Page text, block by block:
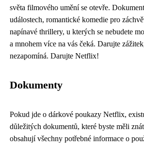
světa filmového umění se otevře.
událostech, romantické komedie pro
napínavé thrillery, u kterých se nebudete
a mnohem více na vás čeká. Darujte
nezapomíná. Darujte Netflix!
Dokumenty
Pokud jde o dárkové poukazy Netflix,
důležitých dokumentů, které byste měli
obsahují všechny potřebné informace o